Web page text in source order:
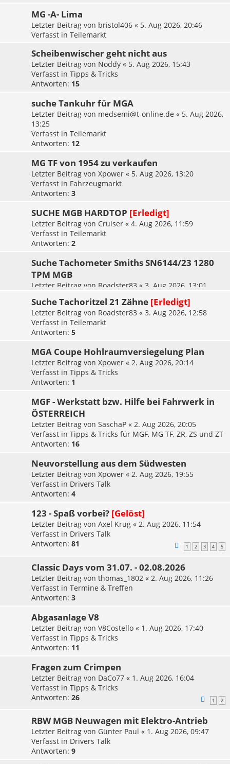
MG -A- Lima
Letzter Beitrag von bristol406 « 5. Aug 2026, 20:46
Verfasst in Teilemarkt
Scheibenwischer geht nicht aus
Letzter Beitrag von Noddy « 5. Aug 2026, 15:43
Verfasst in Tipps & Tricks
Antworten: 15
suche Tankuhr für MGA
Letzter Beitrag von medsemi@t-online.de « 5. Aug 2026,
13:25
Verfasst in Teilemarkt
Antworten: 12
MG TF von 1954 zu verkaufen
Letzter Beitrag von Xpower « 5. Aug 2026, 13:20
Verfasst in Fahrzeugmarkt
Antworten: 3
SUCHE MGB HARDTOP [Erledigt]
Letzter Beitrag von Cruiser « 4. Aug 2026, 11:59
Verfasst in Teilemarkt
Antworten: 2
Suche Tachometer Smiths SN6144/23 1280
TPM MGB
Letzter Beitrag von Roadster83 « 3. Aug 2026, 13:01
Suche Tachoritzel 21 Zähne [Erledigt]
Letzter Beitrag von Roadster83 « 3. Aug 2026, 12:58
Verfasst in Teilemarkt
Antworten: 5
MGA Coupe Hohlraumversiegelung Plan
Letzter Beitrag von Xpower « 2. Aug 2026, 20:14
Verfasst in Tipps & Tricks
Antworten: 1
MGF - Werkstatt bzw. Hilfe bei Fahrwerk in
ÖSTERREICH
Letzter Beitrag von SaschaP « 2. Aug 2026, 20:05
Verfasst in Tipps & Tricks für MGF, MG TF, ZR, ZS und ZT
Antworten: 16
Neuvorstellung aus dem Südwesten
Letzter Beitrag von Xpower « 2. Aug 2026, 19:55
Verfasst in Drivers Talk
Antworten: 4
123 - Spaß vorbei? [Gelöst]
Letzter Beitrag von Axel Krug « 2. Aug 2026, 11:54
Verfasst in Drivers Talk
Antworten: 81 1 2 3 4 5
Classic Days vom 31.07. - 02.08.2026
Letzter Beitrag von thomas_1802 « 2. Aug 2026, 11:26
Verfasst in Termine & Treffen
Antworten: 3
Abgasanlage V8
Letzter Beitrag von V8Costello « 1. Aug 2026, 17:40
Verfasst in Tipps & Tricks
Antworten: 11
Fragen zum Crimpen
Letzter Beitrag von DaCo77 « 1. Aug 2026, 16:04
Verfasst in Tipps & Tricks
Antworten: 26 1 2
RBW MGB Neuwagen mit Elektro-Antrieb
Letzter Beitrag von Günter Paul « 1. Aug 2026, 09:47
Verfasst in Drivers Talk
Antworten: 9